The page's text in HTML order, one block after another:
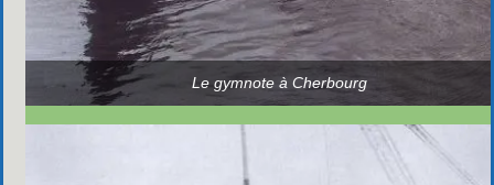
Le gymnote à Cherbourg